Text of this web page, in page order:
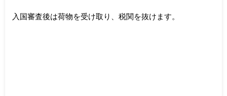
入国審査後は荷物を受け取り、税関を抜けます。